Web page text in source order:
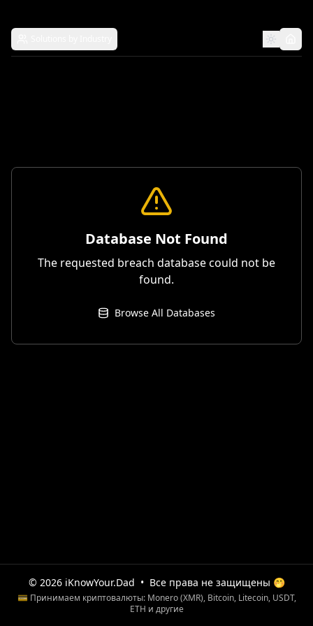
Database Not Found
The requested breach database could not be
found.
Browse All Databases
© 2026 iKnowYour.Dad • Все права не защищены 🤭
💳 Принимаем криптовалюты: Monero (XMR), Bitcoin, Litecoin, USDT,
ETH и другие